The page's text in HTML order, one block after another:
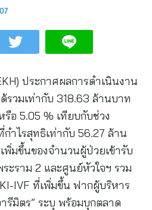
ประกาศผลการดำเนินงาน
รวมเท่ากับ 318.63 ล้านบาท
อ 5.05 % เทียบกับช่วง
ำไรสุทธิเท่ากับ 56.27 ล้าน
พิ่มขึ้นของจำนวนผู้ป่วยเข้ารับ
ะราม 2 และศูนย์หัวใจฯ รวม
IVF ที่เพิ่มขึ้น ฟากผู้บริหาร
รีมิตร” ระบุ พร้อมบุกตลาด